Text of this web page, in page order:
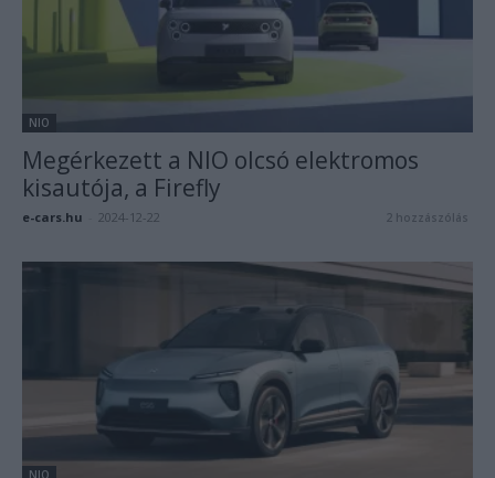
NIO
Megérkezett a NIO olcsó elektromos
kisautója, a Firefly
e-cars.hu 2024-12-22 2 hozzászólás
NIO